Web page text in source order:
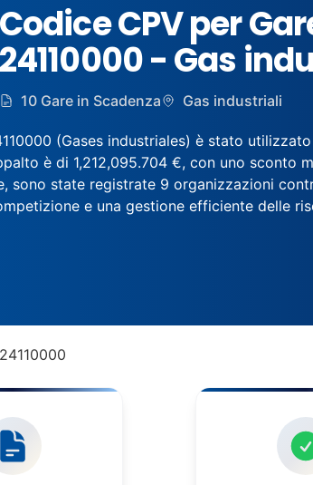
Codice CPV per
24110000 - Gas
10 Gare in Scadenza Gas industriali
(Gases industriales) è stato
è di 1,212,095.704 €, con uno sconto
sono state registrate 9 organizzazioni
e una gestione efficiente delle